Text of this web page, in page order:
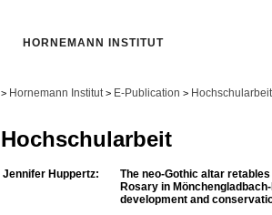
HORNEMANN INSTITUT
> Hornemann Institut > E-Publication >
Hochschularbeit
Jennifer Huppertz:
The neo-Gothic altar
Rosary in
development and